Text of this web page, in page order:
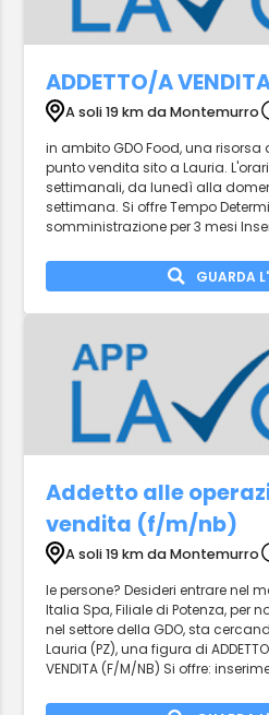
ADDETTO/A
A soli 19 km da Montemurro
in ambito GDO Food, una risorsa
punto vendita sito a Lauria.
settimanali, da lunedì alla
settimana. Si offre Tempo
somministrazione per 3 mesi
GUARDA
Addetto alle
vendita (f/m/nb)
A soli 19 km da Montemurro
le persone? Desideri entrare nel
Italia Spa, Filiale di Potenza, per
nel settore della GDO, sta
Lauria (PZ), una figura di ADDETTO
VENDITA (F/M/NB) Si offre: